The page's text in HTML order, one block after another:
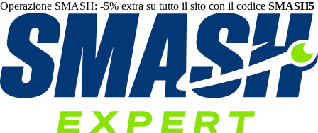
Operazione SMASH: -5% extra su tutto il sito con il codice SMASH5